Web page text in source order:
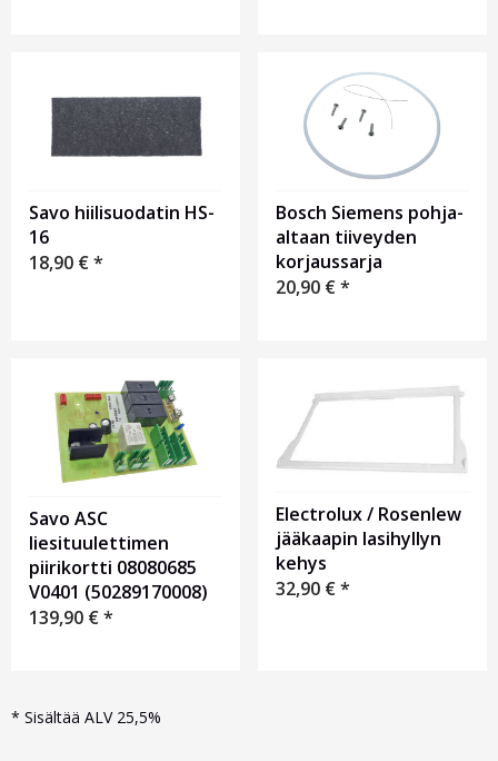
Savo hiilisuodatin HS-
16
18,90 €*
Bosch Siemens pohja-
altaan tiiveyden
korjaussarja
20,90 €*
Savo ASC
liesituulettimen
piirikortti 08080685
V0401 (50289170008)
139,90 €*
Electrolux / Rosenlew
jääkaapin lasihyllyn
kehys
32,90 €*
* Sisältää ALV 25,5%